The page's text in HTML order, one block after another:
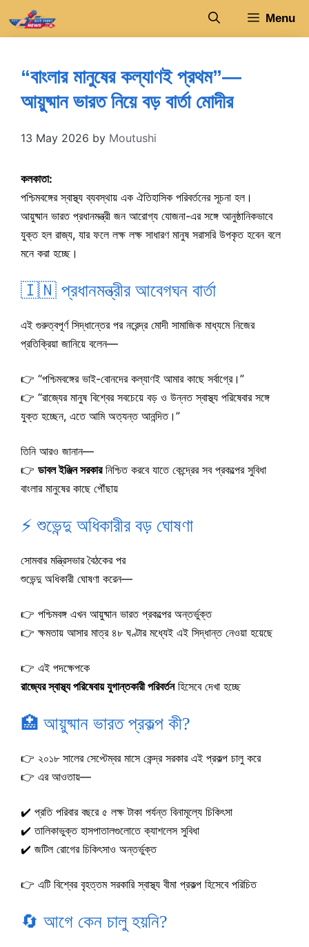
Menu
“বাংলার মানুষের কল্যাণই প্রথম”—
আয়ুষ্মান ভারত নিয়ে বড় বার্তা মোদীর
13 May 2026 by Moutushi
কলকাতা:
পশ্চিমবঙ্গের স্বাস্থ্য ব্যবস্থায় এক ঐতিহাসিক পরিবর্তনের সূচনা হল।
আয়ুষ্মান ভারত প্রধানমন্ত্রী জন আরোগ্য যোজনা-এর সঙ্গে আনুষ্ঠানিকভাবে
যুক্ত হল রাজ্য, যার ফলে লক্ষ লক্ষ সাধারণ মানুষ সরাসরি উপকৃত হবেন বলে
মনে করা হচ্ছে।
🇮🇳 প্রধানমন্ত্রীর আবেগঘন বার্তা
এই গুরুত্বপূর্ণ সিদ্ধান্তের পর নরেন্দ্র মোদী সামাজিক মাধ্যমে নিজের
প্রতিক্রিয়া জানিয়ে বলেন—
👉 “পশ্চিমবঙ্গের ভাই-বোনদের কল্যাণই আমার কাছে সর্বাগ্রে।”
👉 “রাজ্যের মানুষ বিশ্বের সবচেয়ে বড় ও উন্নত স্বাস্থ্য পরিষেবার সঙ্গে
যুক্ত হচ্ছেন, এতে আমি অত্যন্ত আনন্দিত।”
তিনি আরও জানান—
👉 ডাবল ইঞ্জিন সরকারনিশ্চিত করবে যাতে কেন্দ্রের সব প্রকল্পের সুবিধা
বাংলার মানুষের কাছে পৌঁছায়
⚡ শুভেন্দু অধিকারীর বড় ঘোষণা
সোমবার মন্ত্রিসভার বৈঠকের পর
শুভেন্দু অধিকারী ঘোষণা করেন—
👉 পশ্চিমবঙ্গ এখন আয়ুষ্মান ভারত প্রকল্পের অন্তর্ভুক্ত
👉 ক্ষমতায় আসার মাত্র ৪৮ ঘণ্টার মধ্যেই এই সিদ্ধান্ত নেওয়া হয়েছে
👉 এই পদক্ষেপকে
রাজ্যের স্বাস্থ্য পরিষেবায় যুগান্তকারী পরিবর্তনহিসেবে দেখা হচ্ছে
🏥 আয়ুষ্মান ভারত প্রকল্প কী?
👉 ২০১৮ সালের সেপ্টেম্বর মাসে কেন্দ্র সরকার এই প্রকল্প চালু করে
👉 এর আওতায়—
✔️ প্রতি পরিবার বছরে ৫ লক্ষ টাকা পর্যন্ত বিনামূল্যে চিকিৎসা
✔️ তালিকাভুক্ত হাসপাতালগুলোতে ক্যাশলেস সুবিধা
✔️ জটিল রোগের চিকিৎসাও অন্তর্ভুক্ত
👉 এটি বিশ্বের বৃহত্তম সরকারি স্বাস্থ্য বীমা প্রকল্প হিসেবে পরিচিত
🔄 আগে কেন চালু হয়নি?